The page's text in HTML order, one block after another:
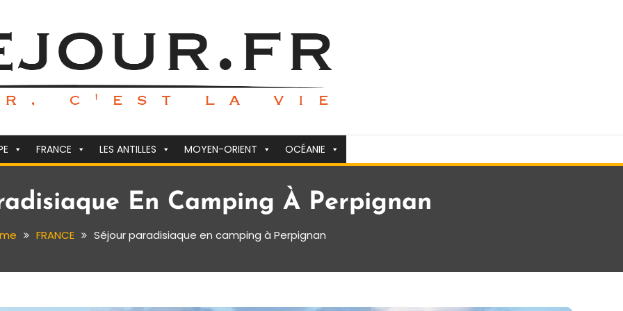
FRANCE LES ANTILLES MOYEN-ORIENT OCÉANIE
En Camping À Perpignan
FRANCE Séjour paradisiaque en camping à Perpignan